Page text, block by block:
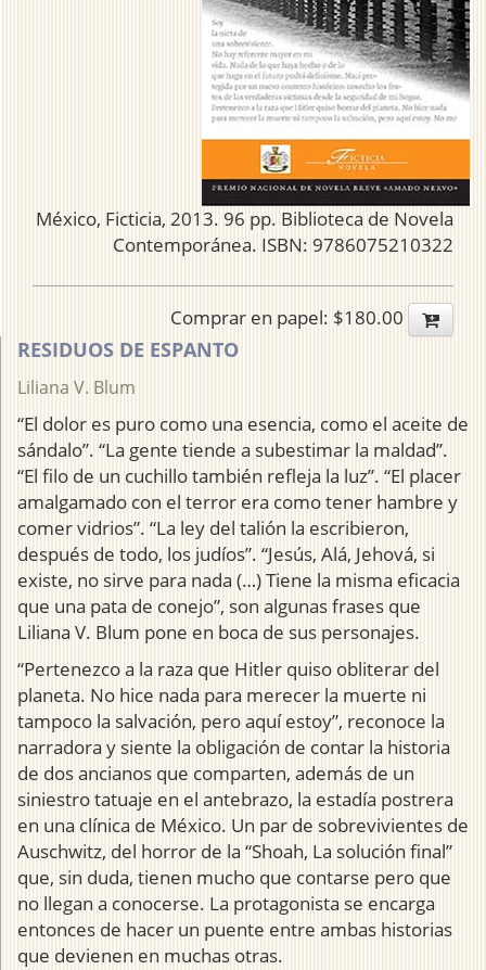
México, Ficticia, 2013. 96 pp. Biblioteca de Novela
Contemporánea. ISBN: 9786075210322
Comprar en papel: $180.00
RESIDUOS DE ESPANTO
Liliana V. Blum
“El dolor es puro como una esencia, como el aceite de
sándalo”. “La gente tiende a subestimar la maldad”.
“El filo de un cuchillo también refleja la luz”. “El placer
amalgamado con el terror era como tener hambre y
comer vidrios”. “La ley del talión la escribieron,
después de todo, los judíos”. “Jesús, Alá, Jehová, si
existe, no sirve para nada (…) Tiene la misma eficacia
que una pata de conejo”, son algunas frases que
Liliana V. Blum pone en boca de sus personajes.
“Pertenezco a la raza que Hitler quiso obliterar del
planeta. No hice nada para merecer la muerte ni
tampoco la salvación, pero aquí estoy”, reconoce la
narradora y siente la obligación de contar la historia
de dos ancianos que comparten, además de un
siniestro tatuaje en el antebrazo, la estadía postrera
en una clínica de México. Un par de sobrevivientes de
Auschwitz, del horror de la “Shoah, La solución final”
que, sin duda, tienen mucho que contarse pero que
no llegan a conocerse. La protagonista se encarga
entonces de hacer un puente entre ambas historias
que devienen en muchas otras.